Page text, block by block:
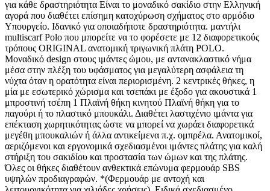
για κάθε δραστηριότητα Είναι τo μοναδικό σακίδιο στην Ελληνική
αγορά που διαθέτει επίσημη κατοχύρωση σχήματος στο αρμόδιο
Υπουργείο. Ιδανικό για οποιαδήποτε δραστηριότητα. μαντήλι
multiscarf Polo που μπορείτε να το φορέσετε με 12 διαφορετικούς
τρόπους ORIGINAL ανατομική τριγωνική πλάτη POLO.
Μοναδικό design στους ιμάντες ώμου, με αντανακλαστικό νήμα
μέσα στην πλέξη του υφάσματος για μεγαλύτερη ασφάλεια τη
νύχτα όταν η ορατότητα είναι περιορισμένη. 2 κεντρικές θήκες, η
μία με εσωτερικό χώρισμα και τσεπάκι με έξοδο για ακουστικά 1
μπροστινή τσέπη 1 Πλαϊνή θήκη κινητού Πλαϊνή θήκη για το
παγούρι ή το πλαστικό μπουκάλι. Διαθέτει λαστιχένιο ιμάντα για
επέκταση χωρητικότητας ώστε να μπορεί να χωράει διαφορετικά
μεγέθη μπουκαλιών ή άλλα αντικείμενα π.χ. ομπρέλα. Ανατομικοί,
αεριζόμενοι και εργονομικά σχεδιασμένοι ιμάντες πλάτης για καλή
στήριξη του σακιδίου και προστασία των ώμων και της πλάτης.
Όλες οι θήκες διαθέτουν ανθεκτικά επώνυμα φερμουάρ SBS
υψηλών προδιαγραφών. *(Φερμουάρ με αντοχή και